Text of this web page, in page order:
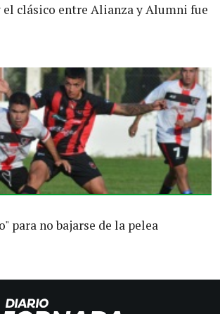
clásico entre Alianza y Alumni fue
para no bajarse de la pelea